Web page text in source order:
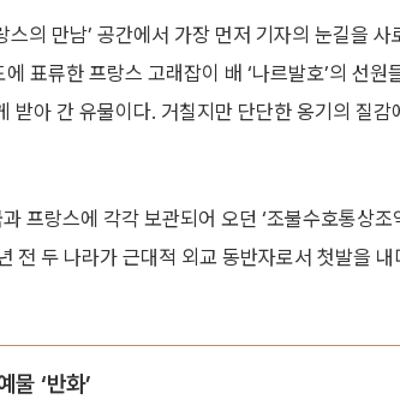
스의 만남’ 공간에서 가장 먼저 기자의 눈길을
표류한 프랑스 고래잡이 배 ‘나르발호’의 선
받아 간 유물이다. 거칠지만 단단한 옹기의 질
프랑스에 각각 보관되어 오던 ‘조불수호통상
전 두 나라가 근대적 외교 동반자로서 첫발을
물 ‘반화’